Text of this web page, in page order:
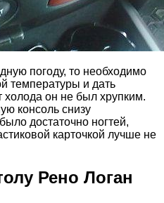
погоду, то необходимо
температуры и дать
холода он не был хрупким.
консоль снизу
достаточно ногтей,
карточкой лучше не
Рено Логан